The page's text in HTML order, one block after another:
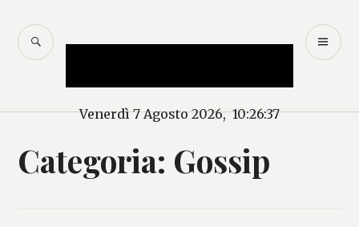
contenuto
Venerdì 7 Agosto 2026, 10:26:38
Mercurio – Il "dio"
CERCA
Categoria: Gossip